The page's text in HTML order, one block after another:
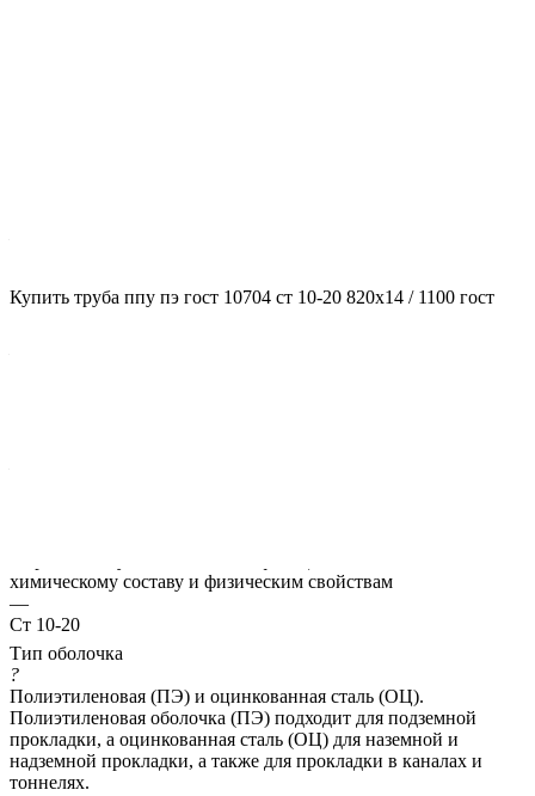
Купить труба ппу пэ гост 10704 ст 10-20 820x14 / 1100 гост
Диаметр трубы, мм
?
химическому составу и физическим свойствам
—
Ст 10-20
Тип оболочка
?
Полиэтиленовая (ПЭ) и оцинкованная сталь (ОЦ).
Полиэтиленовая оболочка (ПЭ) подходит для подземной
прокладки, а оцинкованная сталь (ОЦ) для наземной и
надземной прокладки, а также для прокладки в каналах и
тоннелях.